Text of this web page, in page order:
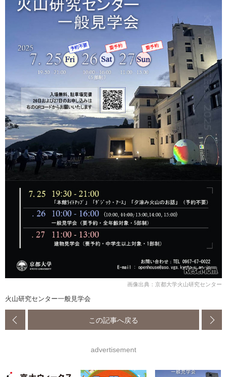
画像出典：京都大学火山研究センター
火山研究センター一般見学会
この記事へ戻る
advertisement